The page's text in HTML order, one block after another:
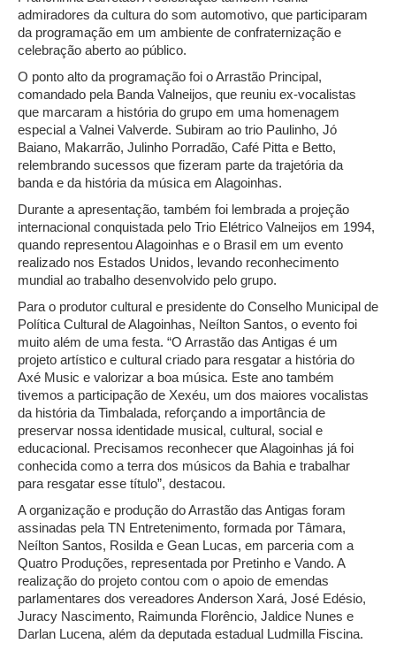
admiradores da cultura do som automotivo, que participaram
da programação em um ambiente de confraternização e
celebração aberto ao público.
O ponto alto da programação foi o Arrastão Principal,
comandado pela Banda Valneijos, que reuniu ex-vocalistas
que marcaram a história do grupo em uma homenagem
especial a Valnei Valverde. Subiram ao trio Paulinho, Jó
Baiano, Makarrão, Julinho Porradão, Café Pitta e Betto,
relembrando sucessos que fizeram parte da trajetória da
banda e da história da música em Alagoinhas.
Durante a apresentação, também foi lembrada a projeção
internacional conquistada pelo Trio Elétrico Valneijos em 1994,
quando representou Alagoinhas e o Brasil em um evento
realizado nos Estados Unidos, levando reconhecimento
mundial ao trabalho desenvolvido pelo grupo.
Para o produtor cultural e presidente do Conselho Municipal de
Política Cultural de Alagoinhas, Neílton Santos, o evento foi
muito além de uma festa. “O Arrastão das Antigas é um
projeto artístico e cultural criado para resgatar a história do
Axé Music e valorizar a boa música. Este ano também
tivemos a participação de Xexéu, um dos maiores vocalistas
da história da Timbalada, reforçando a importância de
preservar nossa identidade musical, cultural, social e
educacional. Precisamos reconhecer que Alagoinhas já foi
conhecida como a terra dos músicos da Bahia e trabalhar
para resgatar esse título”, destacou.
A organização e produção do Arrastão das Antigas foram
assinadas pela TN Entretenimento, formada por Tâmara,
Neílton Santos, Rosilda e Gean Lucas, em parceria com a
Quatro Produções, representada por Pretinho e Vando. A
realização do projeto contou com o apoio de emendas
parlamentares dos vereadores Anderson Xará, José Edésio,
Juracy Nascimento, Raimunda Florêncio, Jaldice Nunes e
Darlan Lucena, além da deputada estadual Ludmilla Fiscina.